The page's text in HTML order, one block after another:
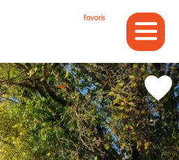
Favoris